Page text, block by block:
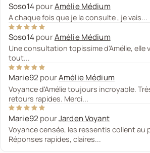
Soso14pourAmélie Médium
A chaque fois que je la consulte , je vais...
Soso14pourAmélie Médium
Une consultation topissime d'Amélie,
tout...
Marie92 pourAmélie Médium
Voyance d'Amélie toujours incroyable.
retours rapides. Merci...
Marie92 pourJarden Voyant
Voyance censée, les ressentis collent au
Réponses rapides, claires...